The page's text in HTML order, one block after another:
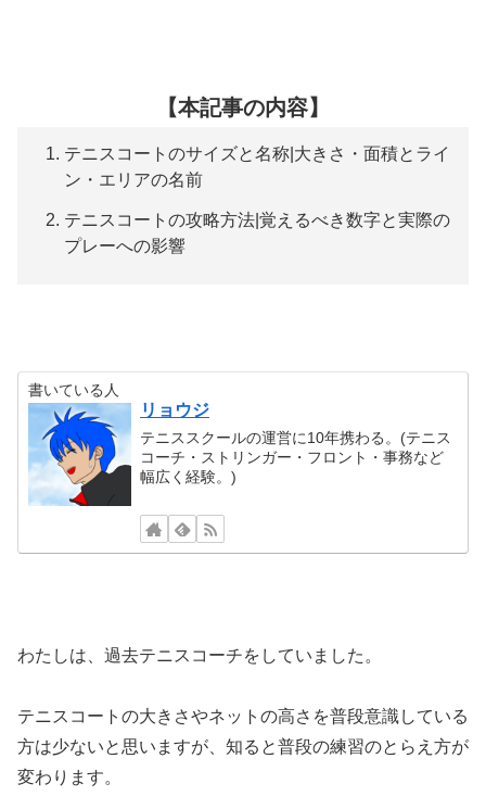
【本記事の内容】
テニスコートのサイズと名称|大きさ・面積とライ
ン・エリアの名前
テニスコートの攻略方法|覚えるべき数字と実際の
プレーへの影響
書いている人
リョウジ
テニススクールの運営に10年携わる。(テニス
コーチ・ストリンガー・フロント・事務など
幅広く経験。)
わたしは、過去テニスコーチをしていました。
テニスコートの大きさやネットの高さを普段意識している
方は少ないと思いますが、知ると普段の練習のとらえ方が
変わります。